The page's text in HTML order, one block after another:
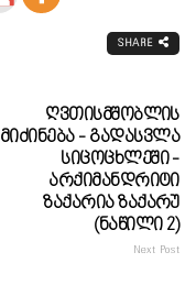
SHARE
Ღვთისმშობლის
Მიძინება - Გადასვლა
Სიცოცხლეში -
Არქიმანდრიტი
Ზაქარია Ზაქარუ
(ნაწილი 2)
Next Post